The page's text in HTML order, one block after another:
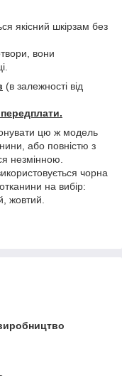
якісний шкірзам без
вони
(в залежності від
цю ж модель
або повністю з
незмінною.
чорна
на вибір:
жовтий.